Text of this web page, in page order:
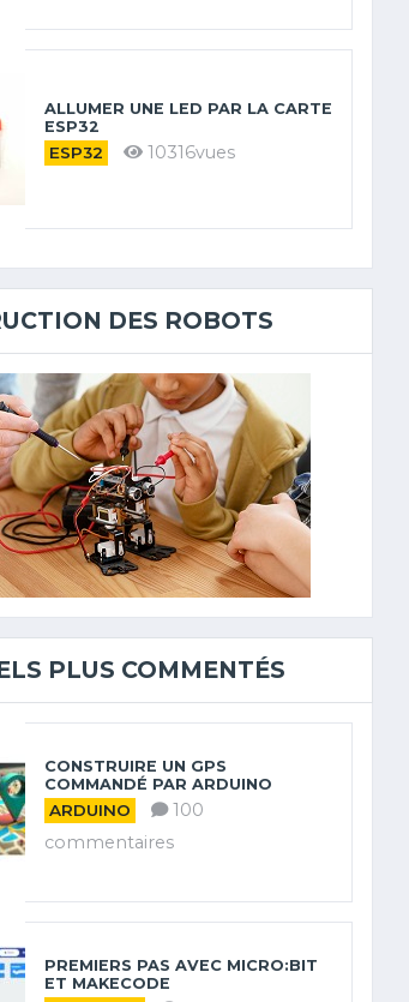
ALLUMER UNE LED PAR LA CARTE
ESP32
ESP32 10316vues
DES ROBOTS
PLUS COMMENTÉS
CONSTRUIRE UN GPS
COMMANDÉ PAR ARDUINO
ARDUINO
100
commentaires
PREMIERS PAS AVEC MICRO:BIT
ET MAKECODE